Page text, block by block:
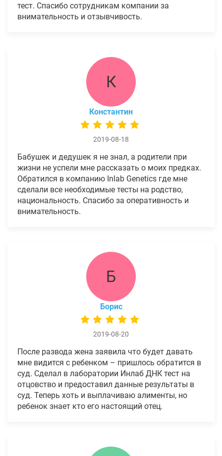
тест. Спасибо сотрудникам компании за
внимательность и отзывчивость.
К
Константин
2019-08-18
Бабушек и дедушек я не знал, а родители при
жизни не успели мне рассказать о моих предках.
Обратился в компанию Inlab Genetics где мне
сделали все необходимые тесты на родство,
национальность. Спасибо за оперативность и
внимательность.
Б
Борис
2019-08-20
После развода жена заявила что будет давать
мне видится с ребенком – пришлось обратится в
суд. Сделал в лаборатории Инлаб ДНК тест на
отцовство и предоставил данные результаты в
суд. Теперь хоть и выплачиваю алименты, но
ребенок знает кто его настоящий отец.